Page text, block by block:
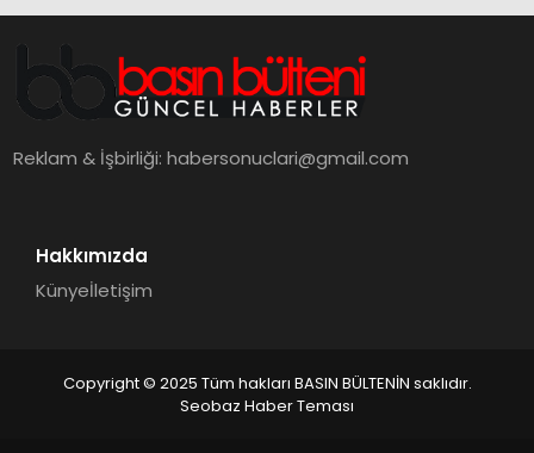
Reklam & İşbirliği:habersonuclari@gmail.com
Hakkımızda
Künyeİletişim
Copyright © 2025 Tüm hakları BASIN BÜLTENİN saklıdır.
Seobaz Haber Teması